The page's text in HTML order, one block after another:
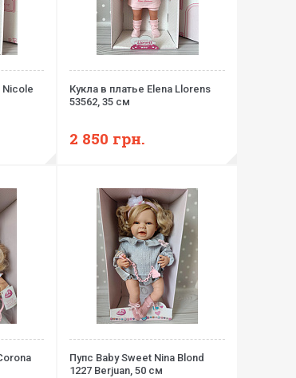
Nicole
Кукла в платье Elena Llorens
53562, 35 см
2 850 грн.
Пупс Baby Sweet Nina Blond
1227 Berjuan, 50 см